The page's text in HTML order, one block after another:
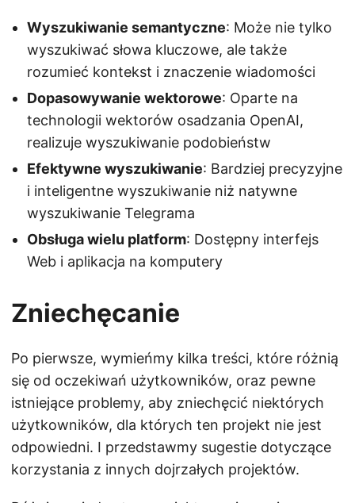
Wyszukiwanie semantyczne: Może nie tylko
wyszukiwać słowa kluczowe, ale także
rozumieć kontekst i znaczenie wiadomości
Dopasowywanie wektorowe: Oparte na
technologii wektorów osadzania OpenAI,
realizuje wyszukiwanie podobieństw
Efektywne wyszukiwanie: Bardziej precyzyjne
i inteligentne wyszukiwanie niż natywne
wyszukiwanie Telegrama
Obsługa wielu platform: Dostępny interfejs
Web i aplikacja na komputery
Zniechęcanie
Po pierwsze, wymieńmy kilka treści, które różnią
się od oczekiwań użytkowników, oraz pewne
istniejące problemy, aby zniechęcić niektórych
użytkowników, dla których ten projekt nie jest
odpowiedni. I przedstawmy sugestie dotyczące
korzystania z innych dojrzałych projektów.